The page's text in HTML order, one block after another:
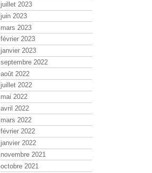
juillet 2023
juin 2023
mars 2023
février 2023
janvier 2023
septembre 2022
août 2022
juillet 2022
mai 2022
avril 2022
mars 2022
février 2022
janvier 2022
novembre 2021
octobre 2021